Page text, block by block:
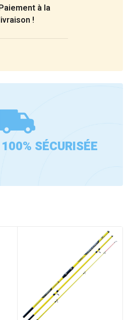
à la
!
SÉCURISÉE